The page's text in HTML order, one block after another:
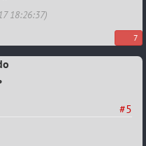
18:26:37)
7
#5